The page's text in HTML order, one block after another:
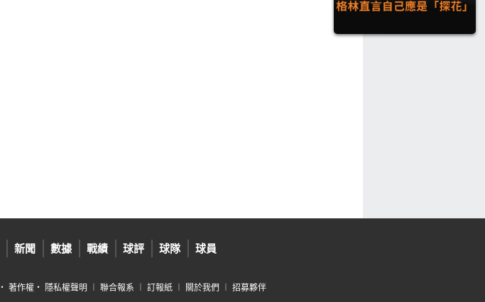
新聞 數據 戰績 球評 球隊 球員
‧ 著作權 ‧ 隱私權聲明 ︱ 聯合報系 ︱ 訂報紙 ︱ 關於我們 ︱ 招募夥伴